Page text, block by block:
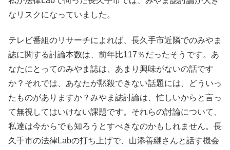
なリスクになっていました。
テレビ番組のリサーチによれば、長久手市近隣でのみやま
誌に関する討論本数は、前年比117％だったそうです。あ
なたにとってのみやま誌は、あまり興味がないの話です
か？それでは、あなたが黙殺できない話題には、どういっ
たものがありますか？みやま誌討論は、忙しいからと言っ
て無視してはいけない課題です。それらの討論について、
私達は今からでも知ろうとすべきなのかもしれません。長
久手市の法律Labの打ち上げで、山添善継さんと話す機会